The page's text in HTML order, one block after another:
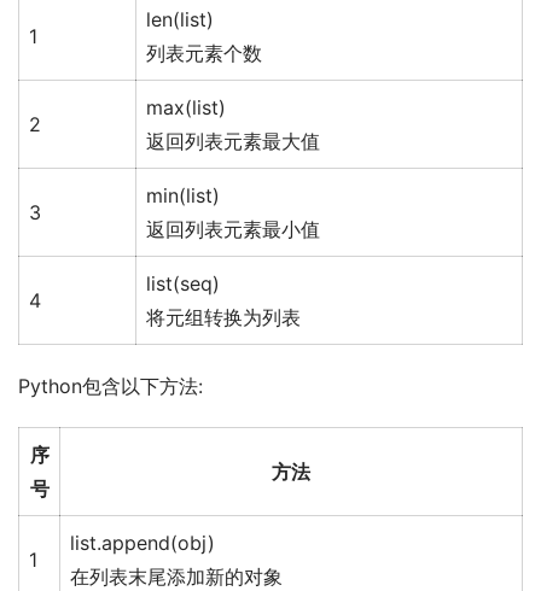
1
len(list)
列表元素个数
2
max(list)
返回列表元素最大值
3
min(list)
返回列表元素最小值
4
list(seq)
将元组转换为列表
Python包含以下方法:
序
号
方法
1
list.append(obj)
在列表末尾添加新的对象